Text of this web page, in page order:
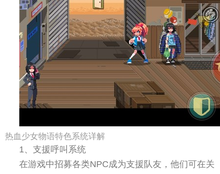
热血少女物语特色系统详解
1、支援呼叫系统
在游戏中招募各类NPC成为支援队友，他们可在关